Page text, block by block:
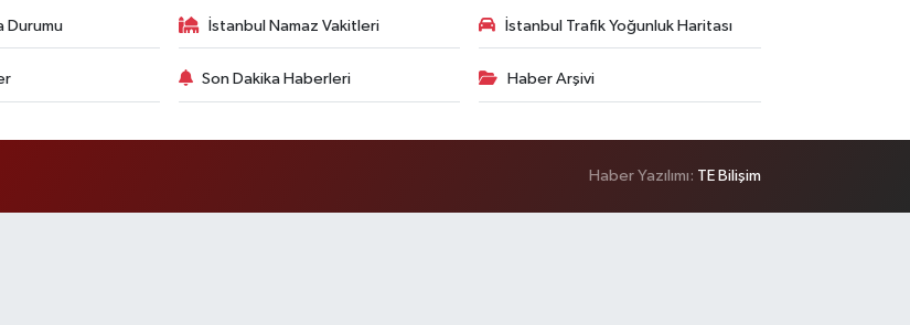
Durumu İstanbul Namaz Vakitleri İstanbul Trafik Yoğunluk Haritası
Son Dakika Haberleri Haber Arşivi
Haber Yazılımı: TE Bilişim